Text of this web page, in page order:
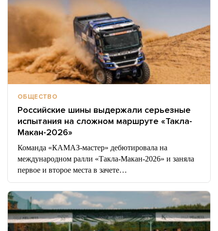
ОБЩЕСТВО
Российские шины выдержали серьезные
испытания на сложном маршруте «Такла-
Макан-2026»
Команда «КАМАЗ-мастер» дебютировала на
международном ралли «Такла-Макан-2026» и заняла
первое и второе места в зачете…